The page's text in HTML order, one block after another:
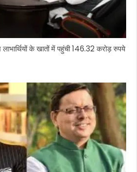
के खातों में पहुंची 146.32 करोड़ रुपये